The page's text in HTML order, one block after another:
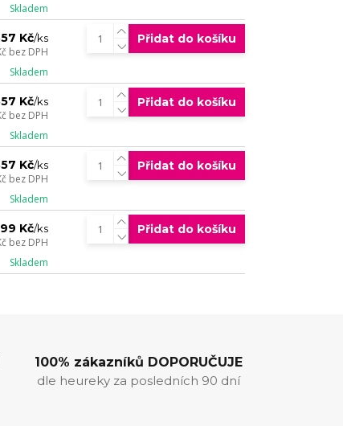
Skladem
Kč/ks
bez DPH
Skladem
Přidat do košíku
Kč/ks
bez DPH
Skladem
Přidat do košíku
Kč/ks
bez DPH
Skladem
Přidat do košíku
Kč/ks
bez DPH
Skladem
Přidat do košíku
100% zákazníků DOPORUČUJE
dle heureky za posledních 90 dní